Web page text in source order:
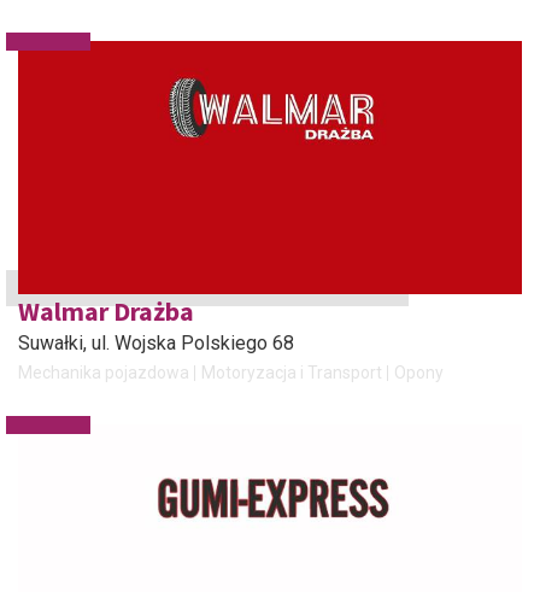
Walmar Drażba
Suwałki, ul. Wojska Polskiego 68
Mechanika pojazdowa Motoryzacja i Transport Opony